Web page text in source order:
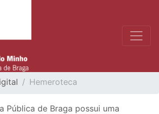
Hemeroteca
Pública de Braga possui uma